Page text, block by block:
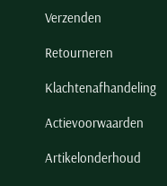
Verzenden
Retourneren
Klachtenafhandeling
Actievoorwaarden
Artikelonderhoud